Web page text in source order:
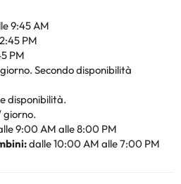
9:45 AM
PM
PM
Secondo disponibilità
disponibilità.
giorno.
9:00 AM alle 8:00 PM
dalle 10:00 AM alle 7:00 PM